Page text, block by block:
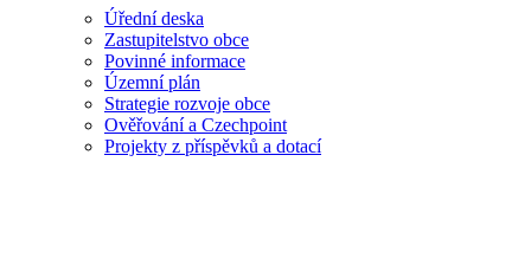
Úřední deska
Zastupitelstvo obce
Povinné informace
Územní plán
Strategie rozvoje obce
Ověřování a Czechpoint
Projekty z příspěvků a dotací